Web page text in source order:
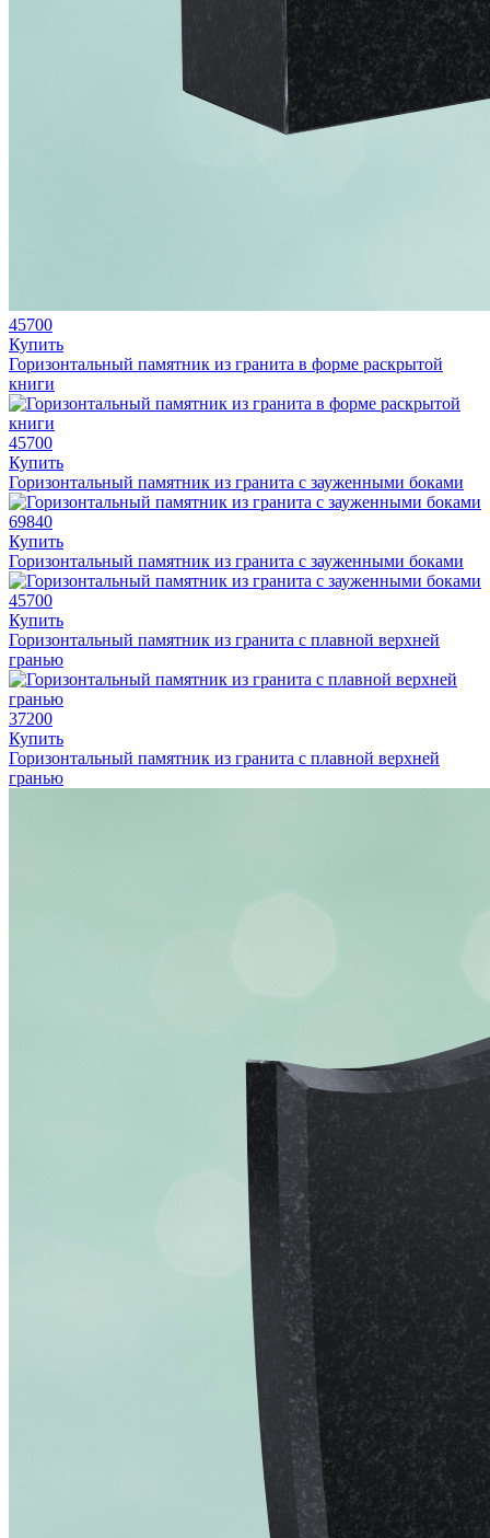
45700
Купить
Горизонтальный памятник из гранита в форме раскрытой
книги
45700
Купить
Горизонтальный памятник из гранита с зауженными боками
69840
Купить
Горизонтальный памятник из гранита с зауженными боками
45700
Купить
Горизонтальный памятник из гранита с плавной верхней
гранью
37200
Купить
Горизонтальный памятник из гранита с плавной верхней
гранью